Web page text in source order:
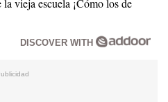
vieja escuela ¡Cómo los de
DISCOVER WITH